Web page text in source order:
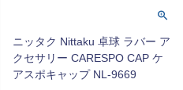
ニッタク Nittaku 卓球 ラバー ア
クセサリー CARESPO CAP ケ
アスポキャップ NL-9669